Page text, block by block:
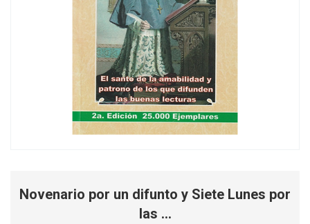
Novenario por un difunto y Siete Lunes por
las …